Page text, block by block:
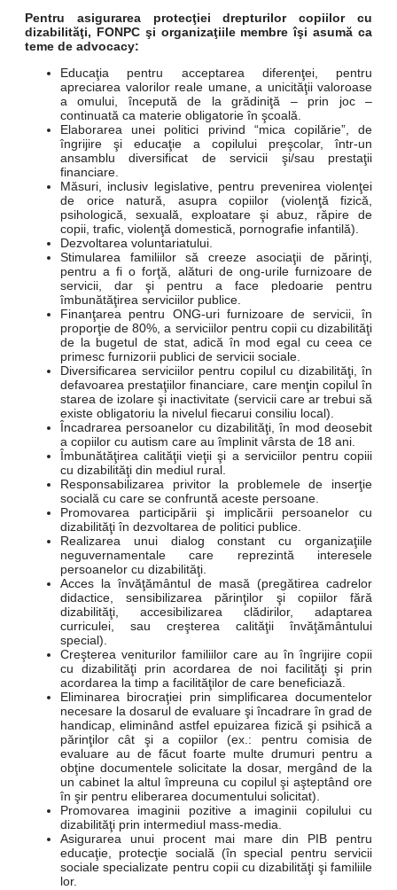
Pentru asigurarea protecţiei drepturilor copiilor cu
dizabilităţi, FONPC şi organizaţiile membre îşi asumă ca
teme de advocacy:
Educaţia pentru acceptarea diferenţei, pentru
apreciarea valorilor reale umane, a unicităţii valoroase
a omului, începută de la grădiniţă – prin joc –
continuată ca materie obligatorie în şcoală.
Elaborarea unei politici privind “mica copilărie”, de
îngrijire şi educaţie a copilului preşcolar, într-un
ansamblu diversificat de servicii şi/sau prestaţii
financiare.
Măsuri, inclusiv legislative, pentru prevenirea violenţei
de orice natură, asupra copiilor (violenţă fizică,
psihologică, sexuală, exploatare şi abuz, răpire de
copii, trafic, violenţă domestică, pornografie infantilă).
Dezvoltarea voluntariatului.
Stimularea familiilor să creeze asociaţii de părinţi,
pentru a fi o forţă, alături de ong-urile furnizoare de
servicii, dar şi pentru a face pledoarie pentru
îmbunătăţirea serviciilor publice.
Finanţarea pentru ONG-uri furnizoare de servicii, în
proporţie de 80%, a serviciilor pentru copii cu dizabilităţi
de la bugetul de stat, adică în mod egal cu ceea ce
primesc furnizorii publici de servicii sociale.
Diversificarea serviciilor pentru copilul cu dizabilităţi, în
defavoarea prestaţiilor financiare, care menţin copilul în
starea de izolare şi inactivitate (servicii care ar trebui să
existe obligatoriu la nivelul fiecarui consiliu local).
Încadrarea persoanelor cu dizabilităţi, în mod deosebit
a copiilor cu autism care au împlinit vârsta de 18 ani.
Îmbunătăţirea calităţii vieţii şi a serviciilor pentru copiii
cu dizabilităţi din mediul rural.
Responsabilizarea privitor la problemele de inserţie
socială cu care se confruntă aceste persoane.
Promovarea participării şi implicării persoanelor cu
dizabilităţi în dezvoltarea de politici publice.
Realizarea unui dialog constant cu organizaţiile
neguvernamentale care reprezintă interesele
persoanelor cu dizabilităţi.
Acces la învăţământul de masă (pregătirea cadrelor
didactice, sensibilizarea părinţilor şi copiilor fără
dizabilităţi, accesibilizarea clădirilor, adaptarea
curriculei, sau creşterea calităţii învăţământului
special).
Creşterea veniturilor familiilor care au în îngrijire copii
cu dizabilităţi prin acordarea de noi facilităţi şi prin
acordarea la timp a facilităţilor de care beneficiază.
Eliminarea birocraţiei prin simplificarea documentelor
necesare la dosarul de evaluare şi încadrare în grad de
handicap, eliminând astfel epuizarea fizică şi psihică a
părinţilor cât şi a copiilor (ex.: pentru comisia de
evaluare au de făcut foarte multe drumuri pentru a
obţine documentele solicitate la dosar, mergând de la
un cabinet la altul împreuna cu copilul şi aşteptând ore
în şir pentru eliberarea documentului solicitat).
Promovarea imaginii pozitive a imaginii copilului cu
dizabilităţi prin intermediul mass-media.
Asigurarea unui procent mai mare din PIB pentru
educaţie, protecţie socială (în special pentru servicii
sociale specializate pentru copii cu dizabilităţi şi familiile
lor.